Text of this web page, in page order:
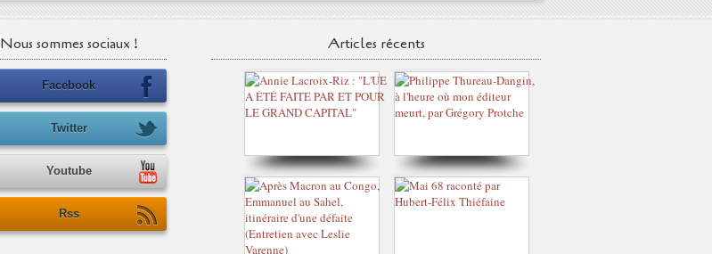
Nous sommes sociaux !
Facebook
Twitter
Youtube
Rss
Articles récents